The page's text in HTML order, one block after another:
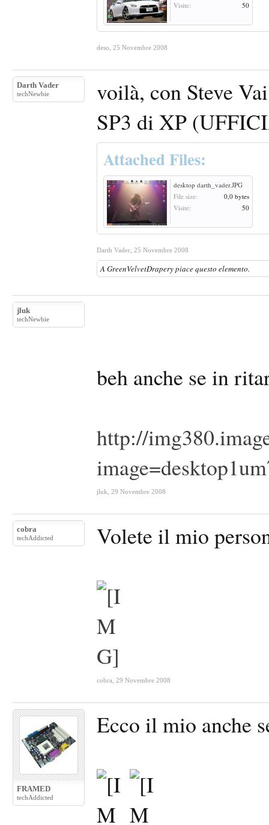
Visite:
50
deso 25 Novembre 2008
Darth Vader
techNewbie
voilà, con Steve
SP3 di XP
Attached Files:
desktop darth_vader.JPG
File size:
0,0 bytes
Visite:
50
Darth Vader 25 Novembre 2008
A GreenVelvetDraperypiace questo elemento.
jluk
techNewbie
beh anche se in
http://
jluk 29 Novembre 2008
cobra
techAddicted Volete il mio
cobra 29 Novembre 2008
FRAMED
techAddicted
Ecco il mio anche